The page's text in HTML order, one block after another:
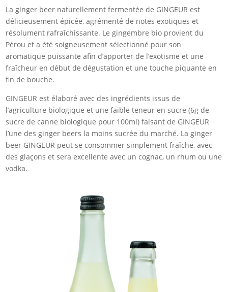
­­La ginger beer naturellement fermentée de GINGEUR est
délicieusement épicée, agrémenté de notes exotiques et
résolument rafraîchissante. Le gingembre bio provient du
Pérou et a été soigneusement sélectionné pour son
aromatique puissante afin d’apporter de l’exotisme et une
fraîcheur en début de dégustation et une touche piquante en
fin de bouche.
GINGEUR est élaboré avec des ingrédients issus de
l’agriculture biologique et une faible teneur en sucre (6g de
sucre de canne biologique pour 100ml) faisant de GINGEUR
l’une des ginger beers la moins sucrée du marché. La ginger
beer GINGEUR peut se consommer simplement fraîche, avec
des glaçons et sera excellente avec un cognac, un rhum ou une
vodka.